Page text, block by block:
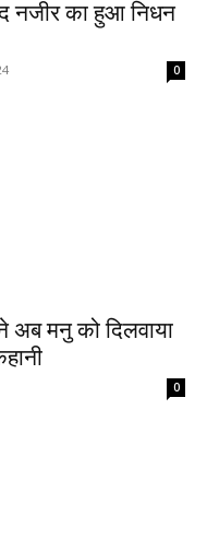
नजीर का हुआ निधन
0
अब मनु को दिलवाया
0